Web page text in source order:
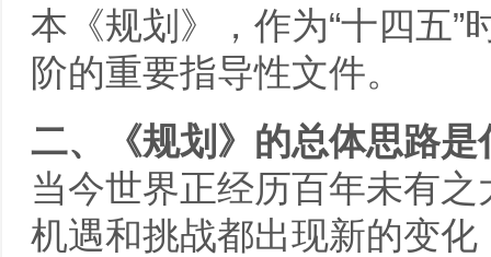
本《规划》，作为“十四五
阶的重要指导性文件。
二、《规划》的总体思路是
当今世界正经历百年未有
机遇和挑战都出现新的变